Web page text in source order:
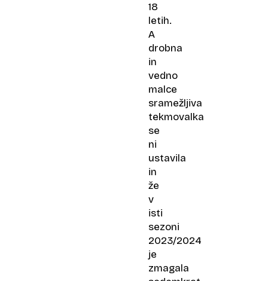
18
letih.
A
drobna
in
vedno
malce
sramežljiva
tekmovalka
se
ni
ustavila
in
že
v
isti
sezoni
2023/2024
je
zmagala